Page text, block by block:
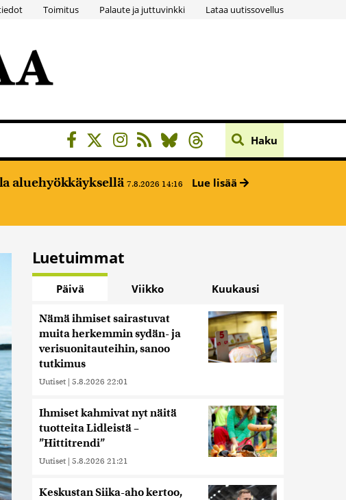
Toimitus Palaute ja juttuvinkki Lataa uutissovellus
Haku
aluehyökkäyksellä 7.8.2026 14:16 Lue lisää
Luetuimmat
Päivä Viikko Kuukausi
Nämä ihmiset sairastuvat
muita herkemmin sydän- ja
verisuonitauteihin, sanoo
tutkimus
Uutiset | 5.8.2026 22:01
Ihmiset kahmivat nyt näitä
tuotteita Lidleistä –
”Hittitrendi”
Uutiset | 5.8.2026 21:21
Keskustan Siika-aho kertoo,